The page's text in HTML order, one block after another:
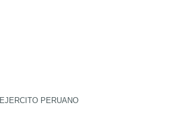
EJERCITO PERUANO